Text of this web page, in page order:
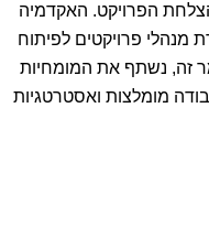
הפרויקט. האקדמיה
מנהלי פרויקטים לפיתוח
זה, נשתף את המומחיות
מומלצות ואסטרטגיות